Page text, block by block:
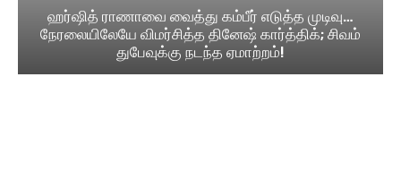
ஹர்ஷித் ராணாவை வைத்து கம்பீர் எடுத்த முடிவு…
நேரலையிலேயே விமர்சித்த தினேஷ் கார்த்திக்; சிவம்
துபேவுக்கு நடந்த ஏமாற்றம்!